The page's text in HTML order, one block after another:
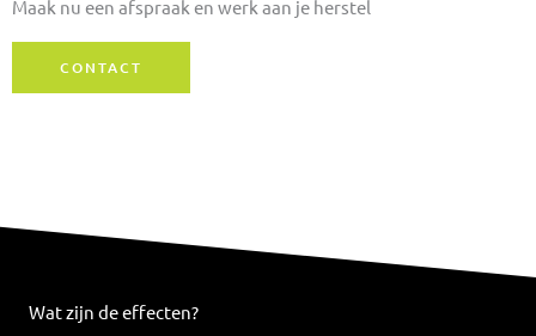
Maak nu een afspraak en werk aan je herstel
CONTACT
Wat zijn de effecten?